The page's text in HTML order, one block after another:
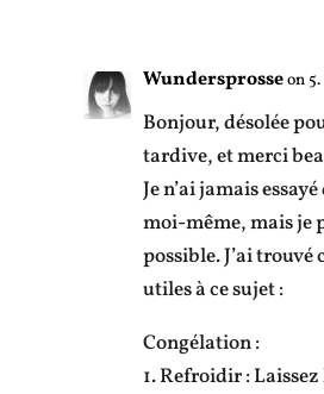
Wundersprosseon
Bonjour, désolée
tardive, et merci
Je n’ai jamais
moi-même, mais je
possible. J’ai
utiles à ce sujet :
Congélation :
1. Refroidir : Laissez